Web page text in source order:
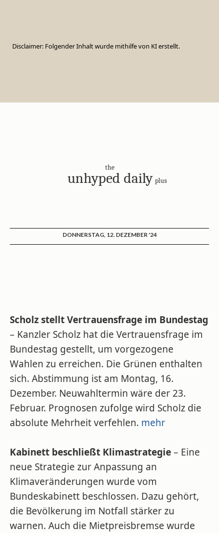
Disclaimer: Folgender Inhalt wurde mithilfe von KI erstellt.
the
unhyped daily plus
DONNERSTAG, 12. DEZEMBER '24
Scholz stellt Vertrauensfrage im Bundestag
– Kanzler Scholz hat die Vertrauensfrage im
Bundestag gestellt, um vorgezogene
Wahlen zu erreichen. Die Grünen enthalten
sich. Abstimmung ist am Montag, 16.
Dezember. Neuwahltermin wäre der 23.
Februar. Prognosen zufolge wird Scholz die
absolute Mehrheit verfehlen. mehr
Kabinett beschließt Klimastrategie– Eine
neue Strategie zur Anpassung an
Klimaveränderungen wurde vom
Bundeskabinett beschlossen. Dazu gehört,
die Bevölkerung im Notfall stärker zu
warnen. Auch die Mietpreisbremse wurde